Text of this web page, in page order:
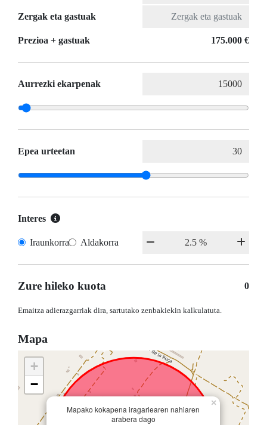
Zergak eta gastuak
Prezioa + gastuak 175.000 €
Aurrezki ekarpenak
Epea urteetan
Interes
Iraunkorrak Aldakorra
Zure hileko kuota 0
Emaitza adierazgarriak dira, sartutako zenbakiekin kalkulatuta.
Mapa
Mapako kokapena iragarlearen nahiaren
arabera dago
×
+
−